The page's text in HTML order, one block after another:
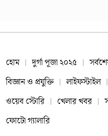
হোম দুর্গা পূজা ২০২৫
বিজ্ঞান ও প্রযুক্তি
লাইফস্টাইল
ওয়েব স্টোরি
খেলার খবর
ফোটো গ্যালারি